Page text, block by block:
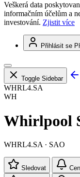
Veškerá data
informačním účelům a
investování. Zjistit více
Přihlásit se
Toggle Sidebar
WHRL4.SA
WH
Whirlpool
WHRL4.SA · SAO
Sledovat